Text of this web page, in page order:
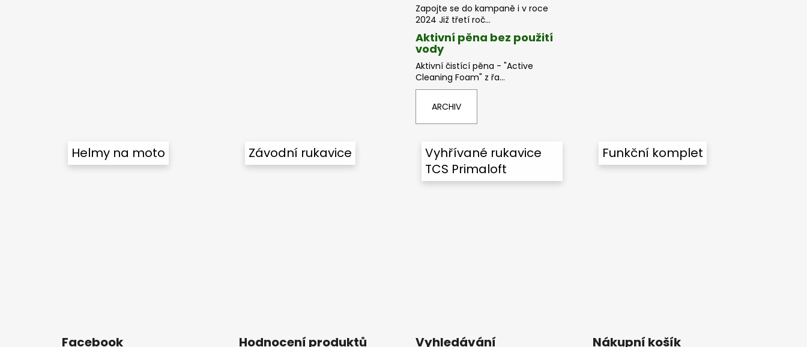
Zapojte se do kampaně i v roce
2024 Již třetí roč...
Aktivní pěna bez použití
vody
Aktivní čistící pěna - "Active
Cleaning Foam" z řa...
ARCHIV
Helmy na moto Závodní rukavice
Vyhřívané rukavice
TCS Primaloft
Funkční komplet
Facebook Hodnocení produktů Vyhledávání Nákupní košík